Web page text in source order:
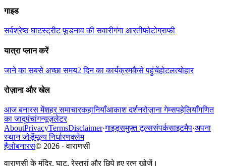
गाइड
सर्वश्रेष्ठ घाटस्ट्रीट फूडनाव की सवारीगंगा आरतीफोटोग्राफी
यात्रा प्लान करें
जाने का सबसे अच्छा समय2 दिन का कार्यक्रमकैसे पहुंचेंहोटलत्योहार
रोज़ाना और खेल
आज बनारस मेंशहर समाचारकहानियाँआकाश दर्शनरोज़ाना गेम्सपहेलियाँगणित
का जादूपंचांगन्यूज़लेटर
AboutPrivacyTermsDisclaimer·गाइड्समुफ़्त टूल्ससंपर्कसाइटमैप·अपना
स्थान जोड़ेंमूल्य निर्धारणक्लेम
हैलोबनारस© 2026 ·वाराणसी
वाराणसी के मंदिर, घाट, रेस्तरां और छिपे हुए रत्न खोजें।